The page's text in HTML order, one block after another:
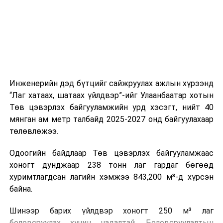
өдөр тутмын ажлын бэлэн байдлыг хангах зэрэг
практик ур чадварыг сургалтын хөтөлбөрт тусгажээ.
Сургалтыг танилцуулах лекц, асуулт-хариулт,
жишээнд суурилсан сургалт, багаар ажиллах дасгал,
танилцах, онцгой нөхцөлд ажиллах дадлага зэрэг
онол, практик хосолсон хэлбэрээр зохион байгуулж
байна.
зохион байгуулах Үндэсний хорооны Ажлын алба,
Инженерийн дэд бүтцийг сайжруулах ажлын хүрээнд
“Лаг хатаах, шатаах үйлдвэр”-ийг Улаанбаатар хотын
Төв цэвэрлэх байгууламжийн урд хэсэгт, нийт 40
мянган ам метр талбайд 2025-2027 онд байгуулахаар
төлөвлөжээ.
Одоогийн байдлаар Төв цэвэрлэх байгууламжаас
хоногт дунджаар 238 тонн лаг гардаг бөгөөд
хуримтлагдсан лагийн хэмжээ 843,200 м³-д хүрсэн
байна.
Шинээр барих үйлдвэр хоногт 250 м³ лаг